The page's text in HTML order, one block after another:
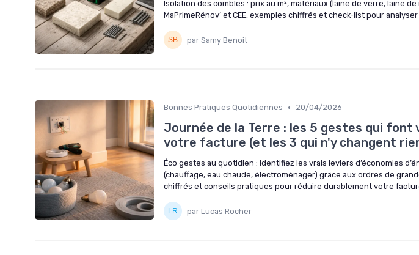
Isolation des combles : prix au m², matériaux (laine de verre, laine
MaPrimeRénov’ et CEE, exemples chiffrés et check-list pour
par Samy Benoit
Bonnes Pratiques Quotidiennes • 20/04/2026
Journée de la Terre : les 5 gestes qui font
votre facture (et les 3 qui n'y changent
Éco gestes au quotidien : identifiez les vrais leviers d’économies
(chauffage, eau chaude, électroménager) grâce aux ordres de
chiffrés et conseils pratiques pour réduire durablement votre
par Lucas Rocher